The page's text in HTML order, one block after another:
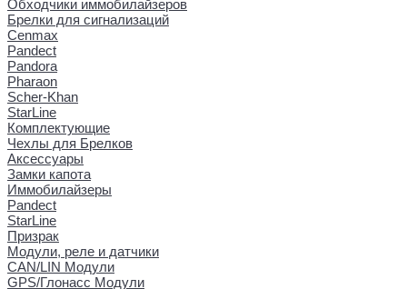
Обходчики иммобилайзеров
Брелки для сигнализаций
Cenmax
Pandect
Pandora
Pharaon
Scher-Khan
StarLine
Комплектующие
Чехлы для Брелков
Аксессуары
Замки капота
Иммобилайзеры
Pandect
StarLine
Призрак
Модули, реле и датчики
CAN/LIN Модули
GPS/Глонасс Модули